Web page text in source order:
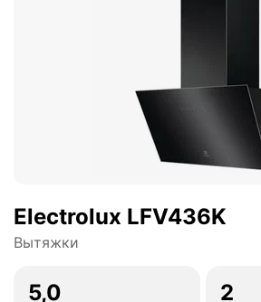
Electrolux LFV436K
Вытяжки
5,0 2